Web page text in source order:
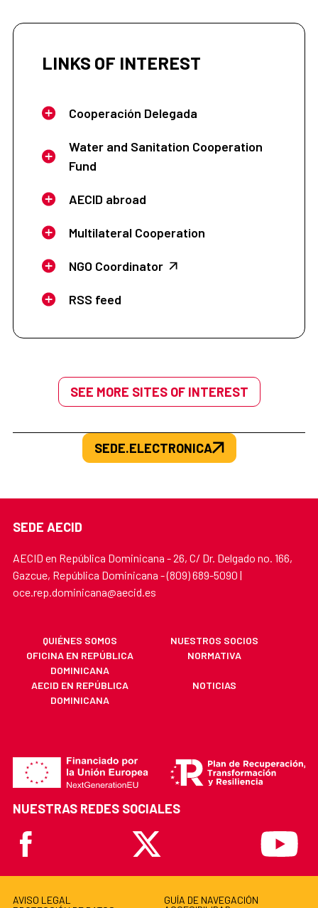
LINKS OF INTEREST
Cooperación Delegada
Water and Sanitation Cooperation
Fund
AECID abroad
Multilateral Cooperation
NGO Coordinator
RSS feed
SEE MORE SITES OF INTEREST
SEDE.ELECTRONICA
SEDE AECID
AECID en República Dominicana - 26, C/ Dr. Delgado no. 166,
Gazcue, República Dominicana - (809) 689-5090 |
oce.rep.dominicana@aecid.es
QUIÉNES SOMOS
NUESTROS SOCIOS
OFICINA EN REPÚBLICA
DOMINICANA
NORMATIVA
AECID EN REPÚBLICA
DOMINICANA
NOTICIAS
NUESTRAS REDES SOCIALES
Facebook
X Youtube
AVISO LEGAL
GUÍA DE NAVEGACIÓN